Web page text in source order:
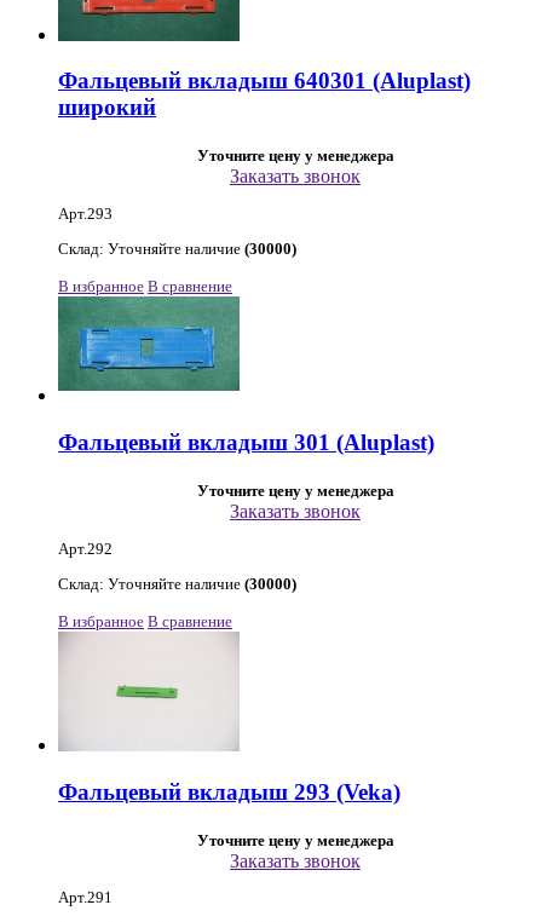
Фальцевый вкладыш 640301 (Aluplast)
широкий
Уточните цену у менеджера
Заказать звонок
Арт.293
Склад: Уточняйте наличие (30000)
В избранное В сравнение
Фальцевый вкладыш 301 (Aluplast)
Уточните цену у менеджера
Заказать звонок
Арт.292
Склад: Уточняйте наличие (30000)
В избранное В сравнение
Фальцевый вкладыш 293 (Veka)
Уточните цену у менеджера
Заказать звонок
Арт.291